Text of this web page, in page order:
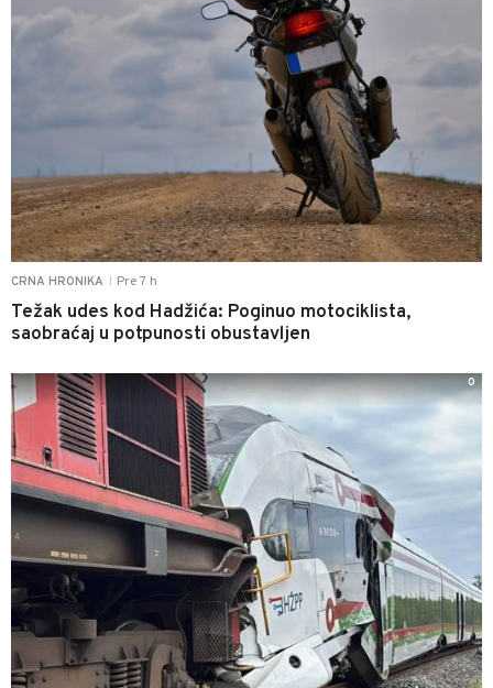
CRNA HRONIKA Pre 7 h
Težak udes kod Hadžića: Poginuo motociklista,
saobraćaj u potpunosti obustavljen
0